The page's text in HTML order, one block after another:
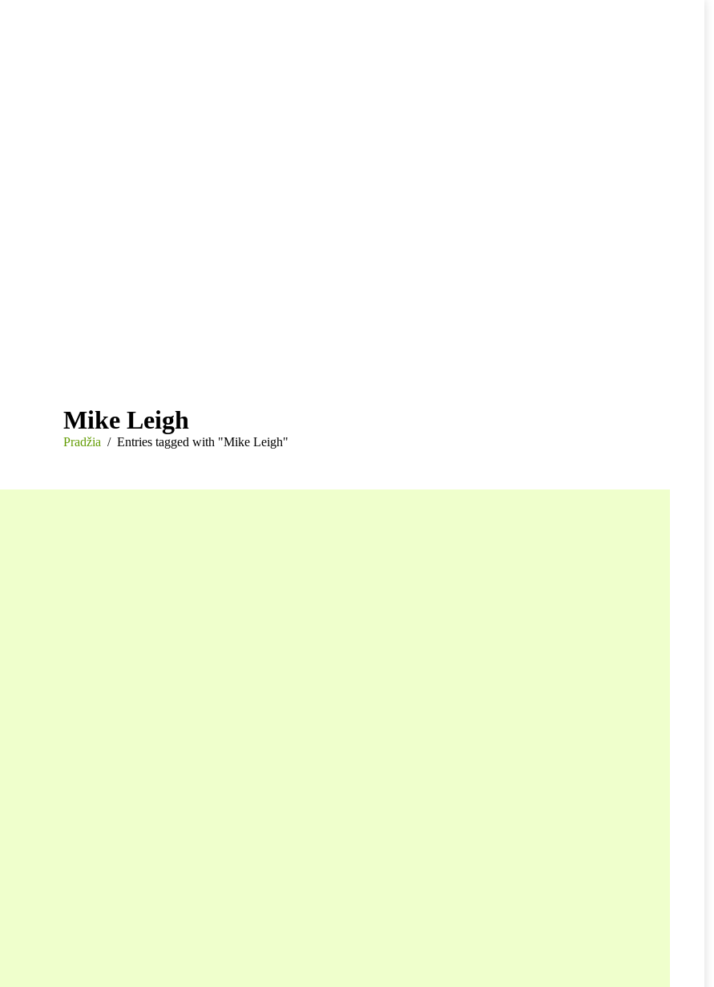
Mike Leigh
You are here:
Pradžia Entries tagged with "Mike Leigh"